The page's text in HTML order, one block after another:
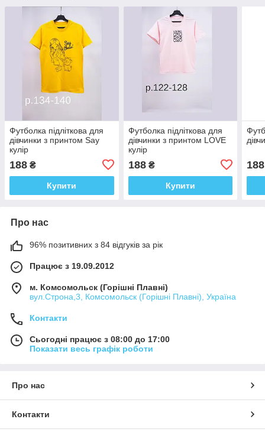
Футболка підліткова для
дівчинки з принтом Say
кулір
188 ₴
Купити
Футболка підліткова для
дівчинки з принтом LOVE
кулір
188₴
Купити
188
Про нас
96% позитивних з 84 відгуків за рік
Працює з 19.09.2012
м. Комсомольск (Горішні Плавні)
вул.Строна,3, Комсомольск (Горішні Плавні), Україна
Контакти
Сьогодні працює з 08:00 до 17:00
Показати весь графік роботи
Про нас
Контакти